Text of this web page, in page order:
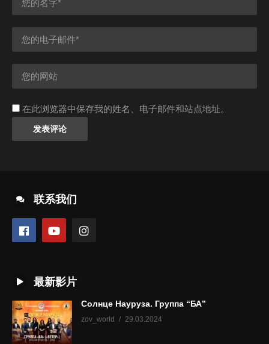
在此浏览器中保存我的姓名、电子邮件和站点地址。
联系我们
最新影片
Солнце Науруза. Группа “БА”
zov_world 29.03.2024